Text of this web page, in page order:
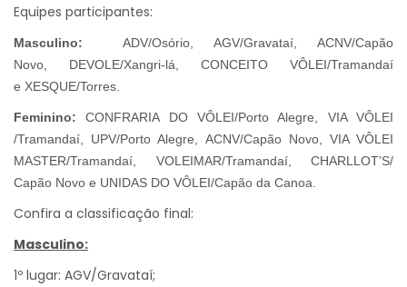
Equipes participantes:
Masculino: ADV/Osório, AGV/Gravataí, ACNV/Capão
Novo, DEVOLE/Xangri-lá, CONCEITO VÔLEI/Tramandaí
e XESQUE/Torres.
Feminino:CONFRARIA DO VÔLEI/Porto Alegre, VIA VÔLEI
/Tramandaí, UPV/Porto Alegre, ACNV/Capão Novo, VIA VÔLEI
MASTER/Tramandaí, VOLEIMAR/Tramandaí, CHARLLOT’S/
Capão Novo e UNIDAS DO VÔLEI/Capão da Canoa.
Confira a classificação final:
Masculino:
1º lugar: AGV/Gravataí;